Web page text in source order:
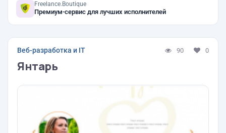
Freelance.Boutique
Премиум-сервис для лучших исполнителей
Веб-разработка и IT 90 0
Янтарь